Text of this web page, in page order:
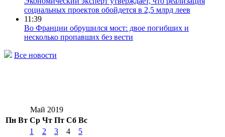
социальных проектов обойдется в 2,5 млрд леев
11:39
Во Франции обрушился мост: двое погибших и
несколько пропавших без вести
Все новости
Май 2019
Пн Вт Ср Чт Пт Сб Вс
1 2 3 4
5